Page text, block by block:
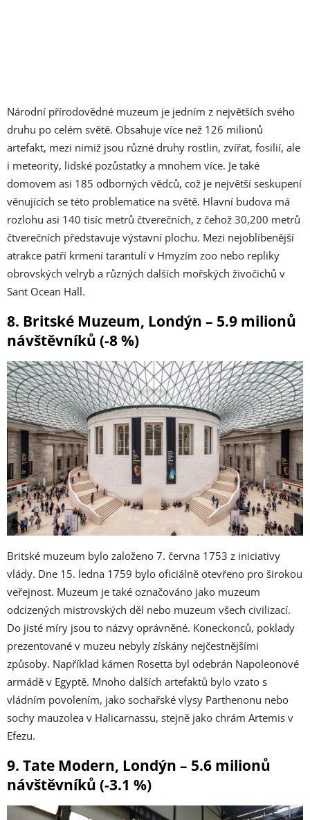
Národní přírodovědné muzeum je jedním z největších svého
druhu po celém světě. Obsahuje více než 126 milionů
artefakt, mezi nimiž jsou různé druhy rostlin, zvířat, fosilií, ale
i meteority, lidské pozůstatky a mnohem více. Je také
domovem asi 185 odborných vědců, což je největší seskupení
věnujících se této problematice na světě. Hlavní budova má
rozlohu asi 140 tisíc metrů čtverečních, z čehož 30,200 metrů
čtverečních představuje výstavní plochu. Mezi nejoblíbenější
atrakce patří krmení tarantulí v Hmyzím zoo nebo repliky
obrovských velryb a různých dalších mořských živočichů v
Sant Ocean Hall.
8. Britské Muzeum, Londýn – 5.9 milionů
návštěvníků (-8 %)
Britské muzeum bylo založeno 7. června 1753 z iniciativy
vlády. Dne 15. ledna 1759 bylo oficiálně otevřeno pro širokou
veřejnost. Muzeum je také označováno jako muzeum
odcizených mistrovských děl nebo muzeum všech civilizací.
Do jisté míry jsou to názvy oprávněné. Koneckonců, poklady
prezentované v muzeu nebyly získány nejčestnějšími
způsoby. Například kámen Rosetta byl odebrán Napoleonové
armádě v Egyptě. Mnoho dalších artefaktů bylo vzato s
vládním povolením, jako sochařské vlysy Parthenonu nebo
sochy mauzolea v Halicarnassu, stejně jako chrám Artemis v
Efezu.
9. Tate Modern, Londýn – 5.6 milionů
návštěvníků (-3.1 %)